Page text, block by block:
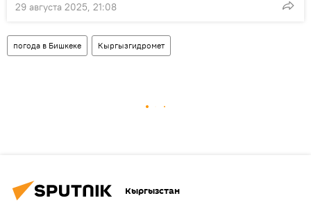
29 августа 2025, 21:08
погода в Бишкеке Кыргызгидромет
Кыргызстан